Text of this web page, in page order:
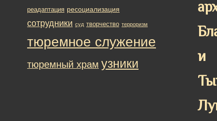
и
реадаптация ресоциализация
сотрудники суд творчество терроризм
тюремное служение
тюремный храм узники